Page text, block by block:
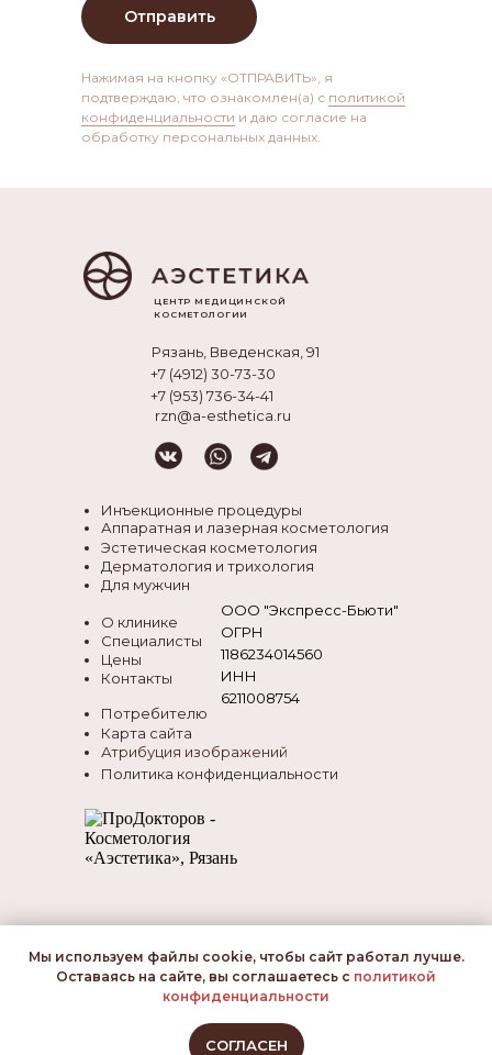
Отправить
Нажимая на кнопку «ОТПРАВИТЬ», я
подтверждаю, что ознакомлен(а) с политикой
конфиденциальности и даю согласие на
обработку персональных данных.
Мы используем файлы сооkiе, чтобы сайт работал лучше.
Оставаясь на сайте, вы соглашаетесь с политикой
конфиденциальности
СОГЛАСЕН
Эстетическая косметология
Дерматология и трихология
ЦЕНТР МЕДИЦИНСКОЙ
КОСМЕТОЛОГИИ
Рязань, Введенская, 91
+7 (4912) 30-73-30
+7 (953) 736-34-41
rzn@a-esthetica.ru
Инъекционные процедуры
О клинике
Карта сайта
Аппаратная и лазерная косметология
Специалисты
Цены
Контакты
Потребителю
Для мужчин
Контакты
Атрибуция изображений
Политика конфиденциальности
ООО "Экспресс-Бьюти"
ОГРН
1186234014560
ИНН
6211008754